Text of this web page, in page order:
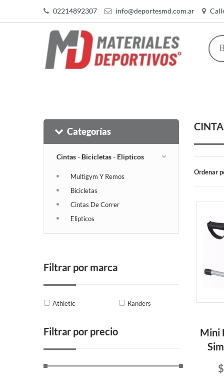
02214892307 info@deportesmd.com.ar
Categorías
Cintas - Bicicletas - Elipticos
Multigym Y Remos
Bicicletas
Cintas De Correr
Elipticos
Filtrar por marca
Athletic Randers
Filtrar por precio
Ordenar
Mini